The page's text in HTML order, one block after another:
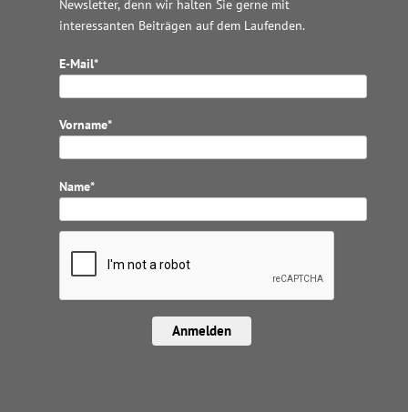
Newsletter, denn wir halten Sie gerne mit
interessanten Beiträgen auf dem Laufenden.
E-Mail*
Vorname*
Name*
Anmelden